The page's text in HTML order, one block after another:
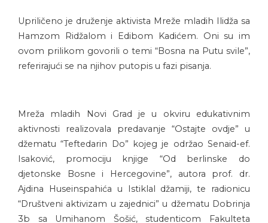
Upriličeno je druženje aktivista Mreže mladih Ilidža sa
Hamzom Ridžalom i Edibom Kadićem. Oni su im
ovom prilikom govorili o temi “Bosna na Putu svile”,
referirajući se na njihov putopis u fazi pisanja.
Mreža mladih Novi Grad je u okviru edukativnim
aktivnosti realizovala predavanje “Ostajte ovdje” u
džematu “Teftedarin Do” kojeg je održao Senaid-ef.
Isaković, promociju knjige “Od berlinske do
djetonske Bosne i Hercegovine”, autora prof. dr.
Ajdina Huseinspahića u Istiklal džamiji, te radionicu
“Društveni aktivizam u zajednici” u džematu Dobrinja
3b sa Umihanom Šošić, studenticom Fakulteta